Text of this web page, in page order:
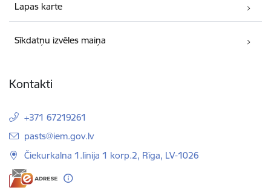
Lapas karte
Sīkdatņu izvēles maiņa
Kontakti
+371 67219261
E-pasts:
pasts@iem.gov.lv
Čiekurkalna 1.līnija 1 korp.2, Rīga, LV-1026